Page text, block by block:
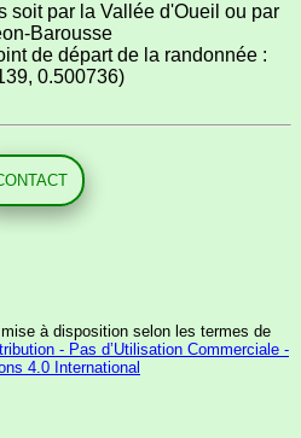
soit par la Vallée d'Oueil ou par
Barousse
de départ de la randonnée :
0.500736)
à disposition selon les termes de
- Pas d’Utilisation Commerciale -
4.0 International